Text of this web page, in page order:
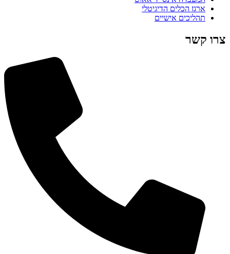
ארגז הכלים הדיגיטלי
תהליכים אישיים
צרו קשר